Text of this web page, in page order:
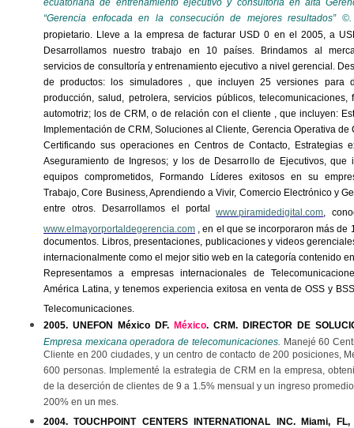
ecuatoriana de entrenamiento ejecutivo y consultoría en alta
“Gerencia enfocada en la consecución de mejores resultados”
propietario. Lleve a la empresa de facturar USD 0 en el 2005, a
Desarrollamos nuestro trabajo en 10 países. Brindamos al
servicios de consultoría y entrenamiento ejecutivo a nivel gerencial.
de productos: los simuladores , que incluyen 25 versiones para
producción, salud, petrolera, servicios públicos, telecomunicaciones,
automotriz; los de CRM, o de relación con el cliente , que incluyen:
Implementación de CRM, Soluciones al Cliente, Gerencia Operativa de
Certificando sus operaciones en Centros de Contacto, Estrategias
Aseguramiento de Ingresos; y los de Desarrollo de Ejecutivos, que
equipos comprometidos, Formando Líderes exitosos en su
Trabajo, Core Business, Aprendiendo a Vivir, Comercio Electrónico y
entre otros. Desarrollamos el portalwww.piramidedigital.com ,
www.elmayorportaldegerencia.com , en el que se incorporaron más de
documentos. Libros, presentaciones, publicaciones y videos
internacionalmente como el mejor sitio web en la categoría contenido
Representamos a empresas internacionales de
América Latina, y tenemos experiencia exitosa en venta de OSS y
Telecomunicaciones.
2005. UNEFON México DF. México. CRM. DIRECTOR DE
Empresa mexicana operadora de telecomunicaciones. Manejé 60
Cliente en 200 ciudades, y un centro de contacto de 200 posiciones,
600 personas. Implementé la estrategia de CRM en la empresa,
de la deserción de clientes de 9 a 1.5% mensual y un ingreso
200% en un mes.
2004. TOUCHPOINT CENTERS INTERNATIONAL INC. Miami,